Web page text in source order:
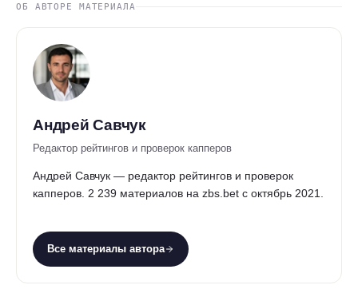
ОБ АВТОРЕ МАТЕРИАЛА
Андрей Савчук
Редактор рейтингов и проверок капперов
Андрей Савчук — редактор рейтингов и проверок
капперов. 2 239 материалов на zbs.bet с октябрь 2021.
Все материалы автора